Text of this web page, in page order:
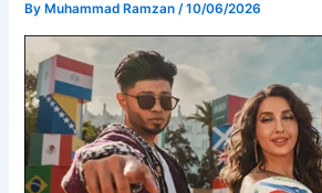
By Muhammad Ramzan/10/06/2026